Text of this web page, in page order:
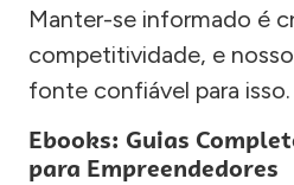
Manter-se informado é
competitividade, e
fonte confiável para isso.
Ebooks: Guias
para Empreendedores